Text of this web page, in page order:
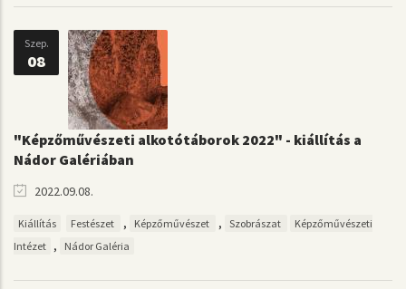
Szep.
08
"Képzőművészeti alkotótáborok 2022" - kiállítás a
Nádor Galériában
2022.09.08.
Kiállítás Festészet , Képzőművészet , Szobrászat
Képzőművészeti
Intézet , Nádor Galéria